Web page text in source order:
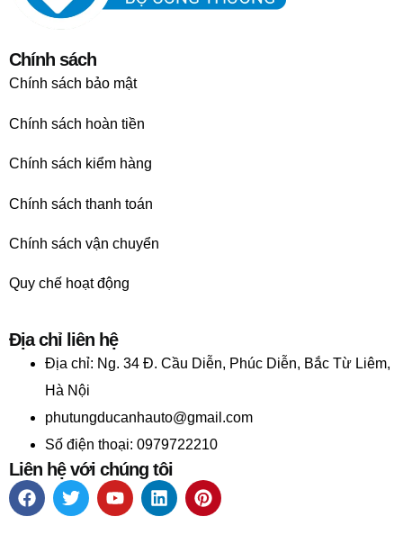
Chính sách
Chính sách bảo mật
Chính sách hoàn tiền
Chính sách kiểm hàng
Chính sách thanh toán
Chính sách vận chuyển
Quy chế hoạt động
Địa chỉ liên hệ
Địa chỉ: Ng. 34 Đ. Cầu Diễn, Phúc Diễn, Bắc Từ Liêm,
Hà Nội
phutungducanhauto@gmail.com
Số điện thoại: 0979722210
Liên hệ với chúng tôi